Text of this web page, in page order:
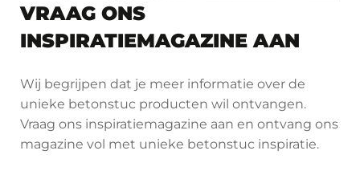
VRAAG ONS
INSPIRATIEMAGAZINE AAN
Wij begrijpen dat je meer informatie over de
unieke betonstuc producten wil ontvangen.
Vraag ons inspiratiemagazine aan en ontvang ons
magazine vol met unieke betonstuc inspiratie.